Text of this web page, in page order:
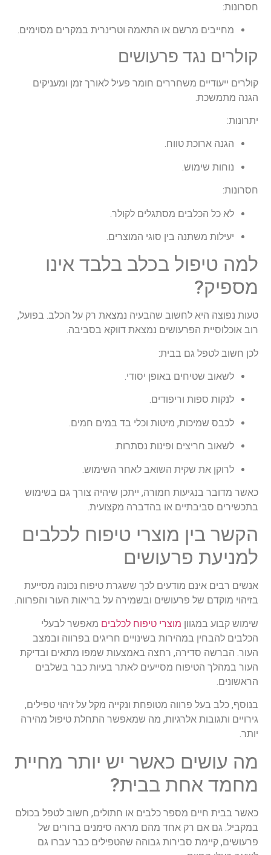
חסרונות:
מחייבים מרשם או התאמה וטרינרית במקרים מסוימים.
קולרים נגד פרעושים
קולרים ייעודיים משחררים חומר פעיל לאורך זמן ומעניקים
הגנה מתמשכת.
יתרונות:
הגנה ארוכת טווח.
נוחות שימוש.
חסרונות:
לא כל הכלבים מסתגלים לקולר.
יעילות משתנה בין סוגי המוצרים.
למה טיפול בכלב בלבד אינו
מספיק?
טעות נפוצה היא לחשוב שהבעיה נמצאת רק על הכלב. בפועל,
רוב אוכלוסיית הפרעושים נמצאת דווקא בסביבה.
לכן חשוב לטפל גם בבית:
לשאוב שטיחים באופן יסודי.
לנקות ספות וריפודים.
לכבס שמיכות, מיטות וכלי בד במים חמים.
לשאוב חריצים ופינות נסתרות.
לרוקן את שקית השואב לאחר השימוש.
כאשר מדובר בנגיעות חמורה, ייתכן שיהיה צורך גם בשימוש
בתכשירים סביבתיים או בהדברה מקצועית.
הקשר בין מוצרי טיפוח לכלבים
למניעת פרעושים
אנשים רבים אינם מודעים לכך ששגרת טיפוח נכונה מסייעת
בזיהוי מוקדם של פרעושים ובשמירה על בריאות העור והפרווה.
שימוש קבוע במגוון מוצרי טיפוח לכלבים מאפשר לבעלי
הכלבים להבחין במהירות בשינויים חריגים בפרווה ובמצב
העור. הברשה סדירה, רחצה באמצעות שמפו מתאים ובדיקת
העור במהלך הטיפוח מסייעים לאתר בעיות כבר בשלבים
הראשונים.
בנוסף, כלב בעל פרווה מטופחת ונקייה מקל על זיהוי טפילים,
גירויים ותגובות אלרגיות, מה שמאפשר התחלת טיפול מהירה
יותר.
מה עושים כאשר יש יותר מחיית
מחמד אחת בבית?
כאשר בבית חיים מספר כלבים או חתולים, חשוב לטפל בכולם
במקביל. גם אם רק אחד מהם מראה סימנים ברורים של
פרעושים, קיימת סבירות גבוהה שהטפילים כבר עברו גם